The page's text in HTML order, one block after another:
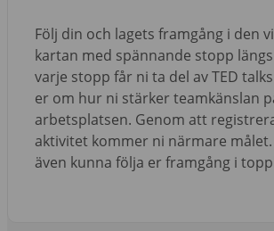
Följ din och lagets framgång i den
kartan med spännande stopp
varje stopp får ni ta del av TED
er om hur ni stärker teamkänslan
arbetsplatsen. Genom att
aktivitet kommer ni närmare
även kunna följa er framgång i